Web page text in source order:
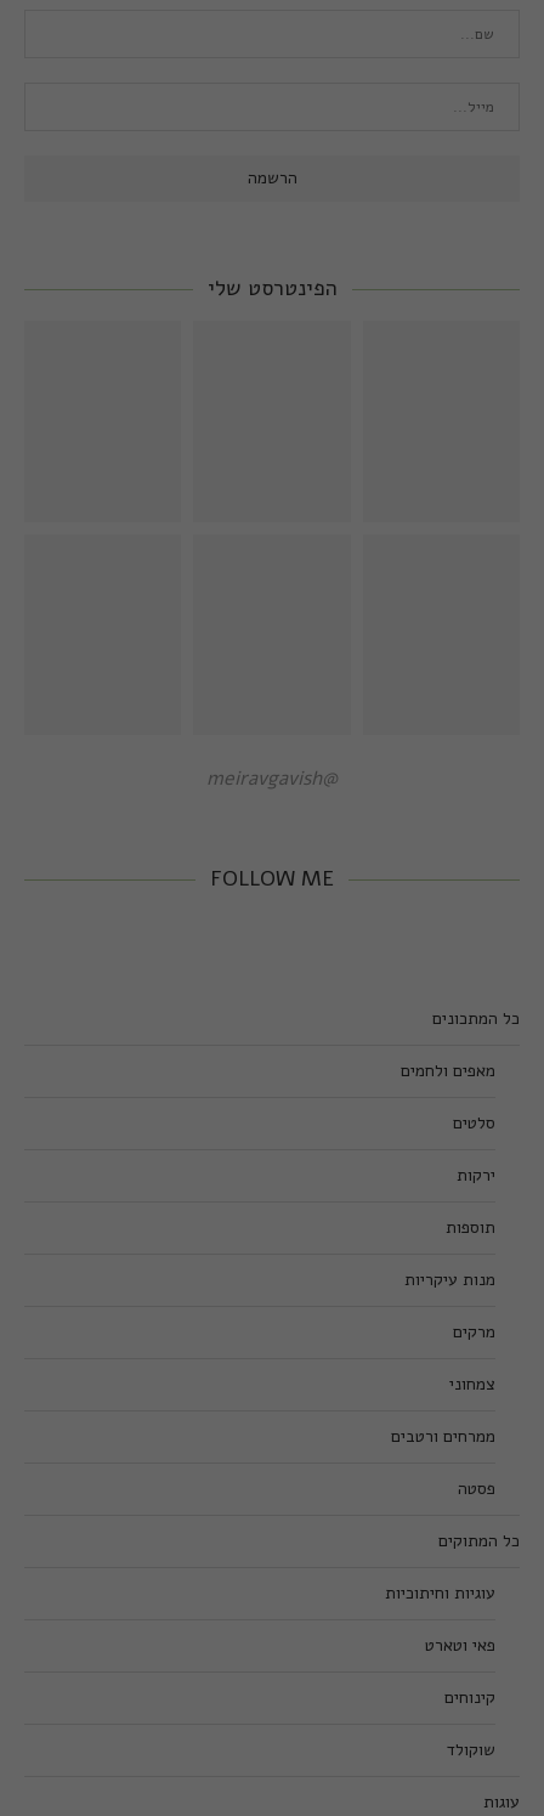
הפינטרסט שלי
@meiravgavish
FOLLOW ME
כל המתכונים
מאפים ולחמים
סלטים
ירקות
תוספות
מנות עיקריות
מרקים
צמחוני
ממרחים ורטבים
פסטה
כל המתוקים
עוגיות וחיתוכיות
פאי וטארט
קינוחים
שוקולד
עוגות